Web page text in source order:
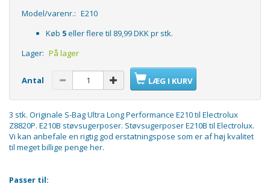
Model/varenr.: E210
Køb 5eller flere til 89,99 DKKpr stk.
Lager: På lager
Antal LÆG I KURV
3 stk. Originale S-Bag Ultra Long Performance E210 til Electrolux
Z8820P. E210B støvsugerposer. Støvsugerposer E210B til Electrolux.
Vi kan anbefale en rigtig god erstatningspose som er af høj kvalitet
til megetbillige penge her.
Passer til: